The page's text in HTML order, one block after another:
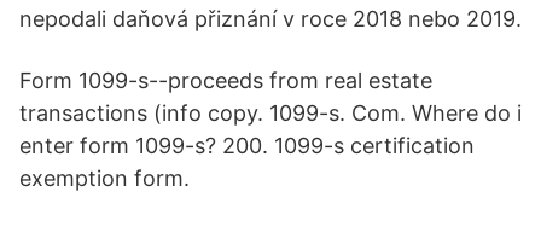
nepodali daňová přiznání v roce 2018 nebo 2019.
Form 1099-s--proceeds from real estate
transactions (info copy. 1099-s. Com. Where do i
enter form 1099-s? 200. 1099-s certification
exemption form.